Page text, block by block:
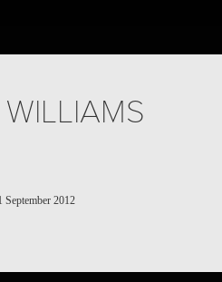
September 2012